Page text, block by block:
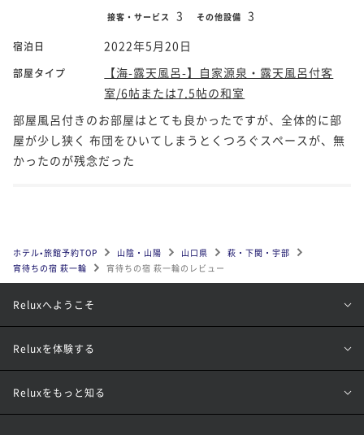
接客・サービス 3 その他設備 3
宿泊日 2022年5月20日
部屋タイプ
【海-露天風呂-】自家源泉・露天風呂付客
室/6帖または7.5帖の和室
部屋風呂付きのお部屋はとても良かったですが、全体的に部
屋が少し狭く 布団をひいてしまうとくつろぐスペースが、無
かったのが残念だった
ホテル•旅館予約TOP 山陰・山陽 山口県
萩・下関・宇部
宵待ちの宿 萩一輪
宵待ちの宿 萩一輪のレビュー
Reluxへようこそ
Reluxを体験する
Reluxをもっと知る